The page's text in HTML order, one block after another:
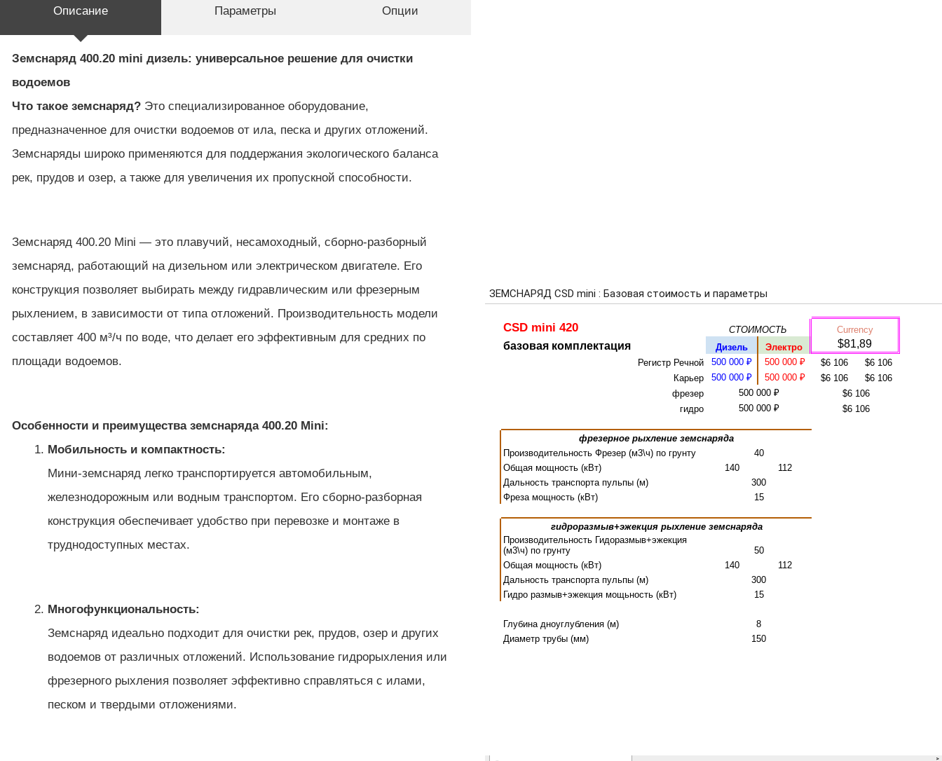
Описание Параметры Опции
Земснаряд 400.20 mini дизель: универсальное решение для очистки
водоемов
Что такое земснаряд? Это специализированное оборудование,
предназначенное для очистки водоемов от ила, песка и других отложений.
Земснаряды широко применяются для поддержания экологического баланса
рек, прудов и озер, а также для увеличения их пропускной способности.
Земснаряд 400.20 Mini — это плавучий, несамоходный, сборно-разборный
земснаряд, работающий на дизельном или электрическом двигателе. Его
конструкция позволяет выбирать между гидравлическим или фрезерным
рыхлением, в зависимости от типа отложений. Производительность модели
составляет 400 м³/ч по воде, что делает его эффективным для средних по
площади водоемов.
Особенности и преимущества земснаряда 400.20 Mini:
Мобильность и компактность:
Мини-земснаряд легко транспортируется автомобильным,
железнодорожным или водным транспортом. Его сборно-разборная
конструкция обеспечивает удобство при перевозке и монтаже в
труднодоступных местах.
Многофункциональность:
Земснаряд идеально подходит для очистки рек, прудов, озер и других
водоемов от различных отложений. Использование гидрорыхления или
фрезерного рыхления позволяет эффективно справляться с илами,
песком и твердыми отложениями.